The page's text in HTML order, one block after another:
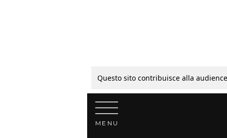
Questo sito contribuisce alla
Vai al contenuto
MENU